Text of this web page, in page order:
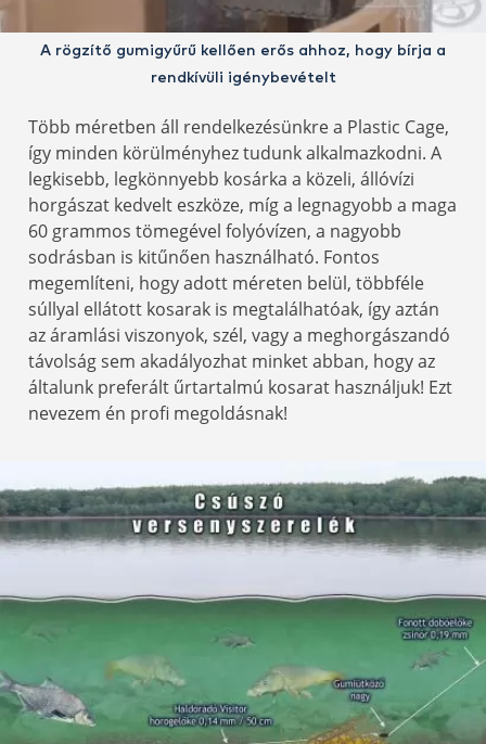
A rögzítő gumigyűrű kellően erős ahhoz, hogy bírja a
rendkívüli igénybevételt
Több méretben áll rendelkezésünkre a Plastic Cage,
így minden körülményhez tudunk alkalmazkodni. A
legkisebb, legkönnyebb kosárka a közeli, állóvízi
horgászat kedvelt eszköze, míg a legnagyobb a maga
60 grammos tömegével folyóvízen, a nagyobb
sodrásban is kitűnően használható. Fontos
megemlíteni, hogy adott méreten belül, többféle
súllyal ellátott kosarak is megtalálhatóak, így aztán
az áramlási viszonyok, szél, vagy a meghorgászandó
távolság sem akadályozhat minket abban, hogy az
általunk preferált űrtartalmú kosarat használjuk! Ezt
nevezem én profi megoldásnak!